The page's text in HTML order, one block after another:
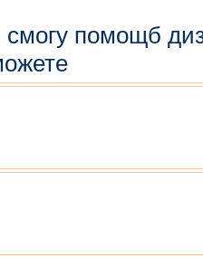
помощб